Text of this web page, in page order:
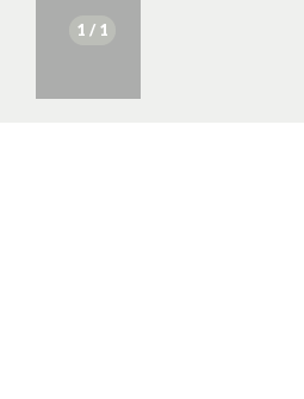
1 / 1